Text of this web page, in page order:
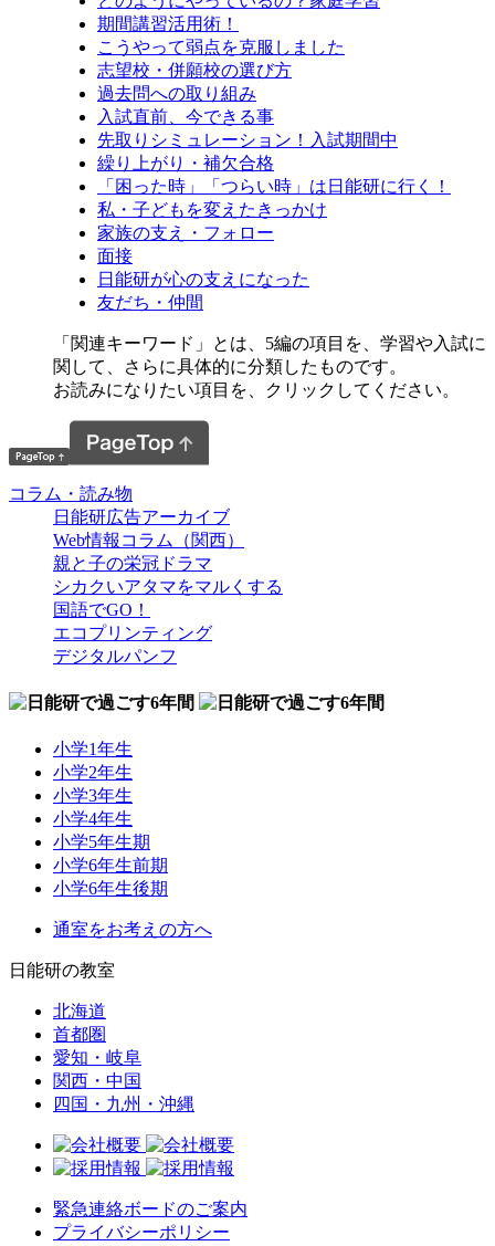
期間講習活用術！
こうやって弱点を克服しました
志望校・併願校の選び方
過去問への取り組み
入試直前、今できる事
先取りシミュレーション！入試期間中
繰り上がり・補欠合格
「困った時」「つらい時」は日能研に行く！
私・子どもを変えたきっかけ
家族の支え・フォロー
面接
日能研が心の支えになった
友だち・仲間
「関連キーワード」とは、5編の項目を、学習や入試に
関して、さらに具体的に分類したものです。
お読みになりたい項目を、クリックしてください。
コラム・読み物
日能研広告アーカイブ
Web情報コラム（関西）
親と子の栄冠ドラマ
シカクいアタマをマルくする
国語でGO！
エコプリンティング
デジタルパンフ
小学1年生
小学2年生
小学3年生
小学4年生
小学5年生期
小学6年生前期
小学6年生後期
通室をお考えの方へ
日能研の教室
北海道
首都圏
愛知・岐阜
関西・中国
四国・九州・沖縄
緊急連絡ボードのご案内
プライバシーポリシー